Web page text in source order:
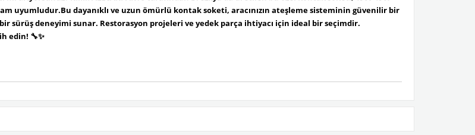
uyumludur.Bu dayanıklı ve uzun ömürlü kontak soketi, aracınızın ateşleme sisteminin güvenilir bir
sürüş deneyimi sunar. Restorasyon projeleri ve yedek parça ihtiyacı için ideal bir seçimdir.
edin! 🔧✨